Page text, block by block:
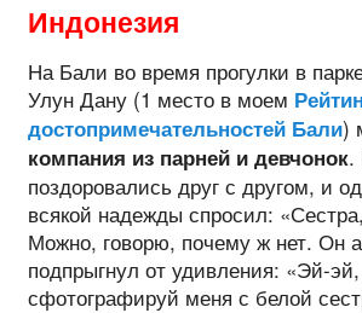
Индонезия
На Бали во время прогулки в
Улун Дану (1 место в моем
достопримечательностей Бали)
компания из парней и девчонок.
поздоровались друг с другом, и
всякой надежды спросил:
Можно, говорю, почему ж нет. Он
подпрыгнул от удивления: «Эй-
сфотографируй меня с белой